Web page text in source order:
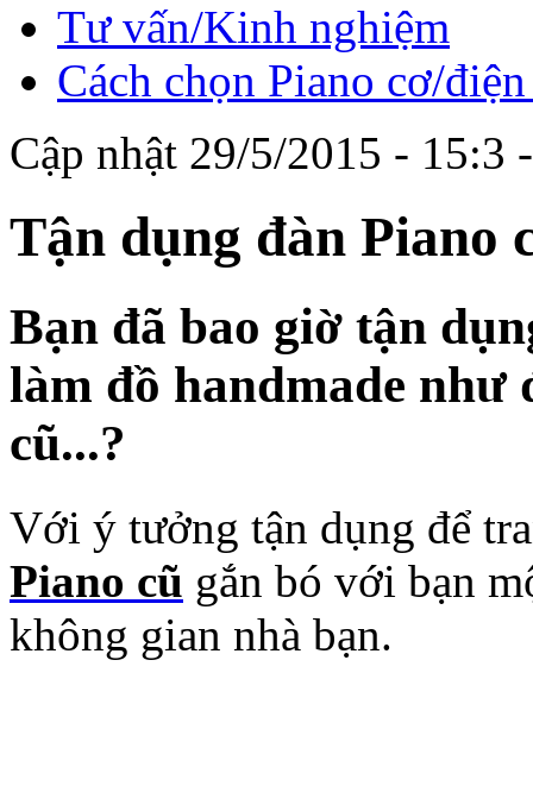
Tư vấn/Kinh nghiệm
Cách chọn Piano cơ/
Cập nhật 29/5/2015 - 15:3
Tận dụng đàn Piano
Bạn đã bao giờ tận
làm đồ handmade như
cũ...?
Với ý tưởng tận dụng để
Piano cũ gắn bó với bạn
không gian nhà bạn.